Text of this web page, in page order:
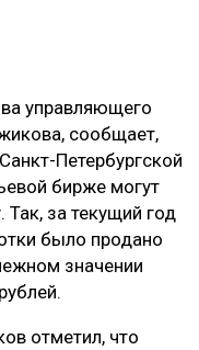
управляющего
сообщает,
Петербургской
бирже могут
Так, за текущий год
было продано
значении
отметил, что